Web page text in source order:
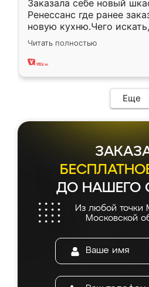
Заказала себе новый
Ренессанс где ранее
новую кухню.Чего
вполне довольна. Служит
два года, нареканий нет.
Читать полностью
Еще
ДО НАШЕГО
Из любой точки
Московской